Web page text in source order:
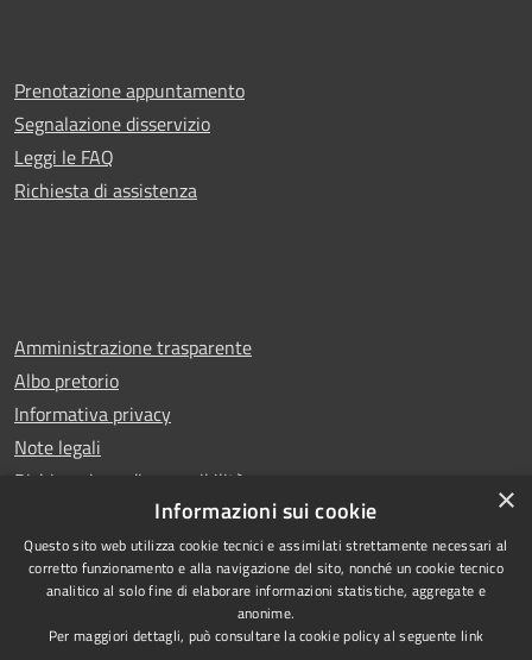
Prenotazione appuntamento
Segnalazione disservizio
Leggi le FAQ
Richiesta di assistenza
Amministrazione trasparente
Albo pretorio
Informativa privacy
Note legali
Dichiarazione di accessibilità
RSS
Accessibilità
Copyright © 2026 • Comune di
Carugo • Powered by
×
Informazioni sui cookie
Questo sito web utilizza cookie tecnici e assimilati strettamente necessari al
corretto funzionamento e alla navigazione del sito, nonché un cookie tecnico
analitico al solo fine di elaborare informazioni statistiche, aggregate e
anonime.
Per maggiori dettagli, può consultare la cookie policy al seguente link